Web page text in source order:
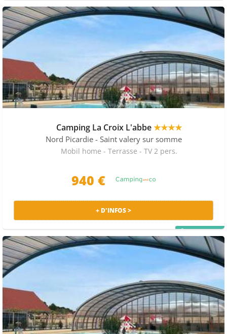
Camping La Croix L'abbe★★★★
Nord Picardie - Saint valery sur somme
Mobil home - Terrasse - TV 2 pers.
940 €
+ D'INFOS >